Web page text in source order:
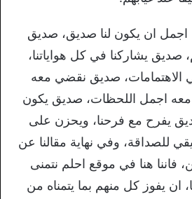
اجمل ان يكون لنا صديق، صديق
يشاركنا في كل هواياتنا،
صديق نقضي معه
معه اجمل اللحظات، صديق يكون
يفرح مع فرحنا، ويحزن على
للصداقة، وفي نهاية مقالنا عن
فاننا هنا في موقع احلم نتمنى
ان يفوز كل منهم بما يتمناه من